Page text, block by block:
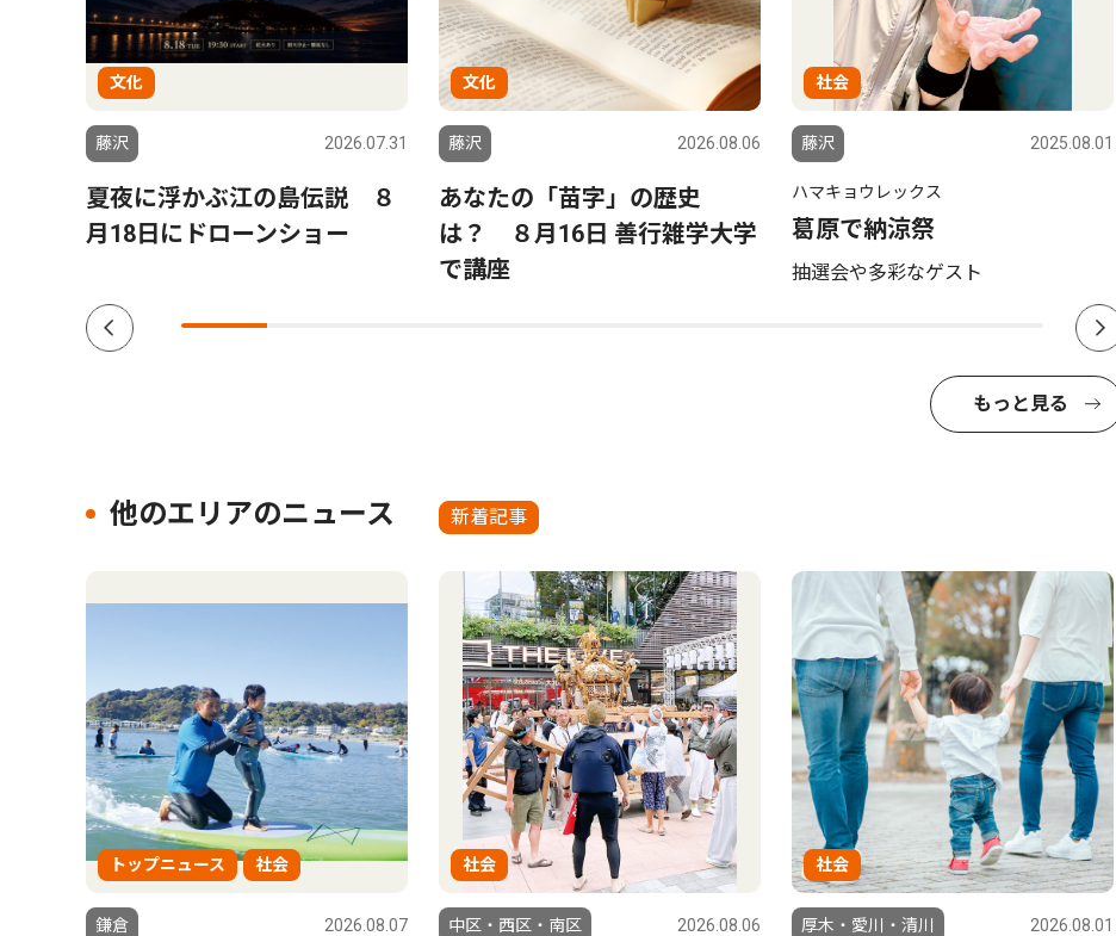
文化
藤沢 2026.07.31
夏夜に浮かぶ江の島伝説 ８
月18日にドローンショー
文化
藤沢 2026.08.06
あなたの「苗字」の歴史
は？ ８月16日 善行雑学大学
で講座
社会
藤沢 2025.08.01
ハマキョウレックス
葛原で納涼祭
抽選会や多彩なゲスト
もっと見る
他のエリアのニュース 新着記事
トップニュース 社会
鎌倉 2026.08.07
社会
中区・西区・南区 2026.08.06
社会
厚木・愛川・清川 2026.08.01